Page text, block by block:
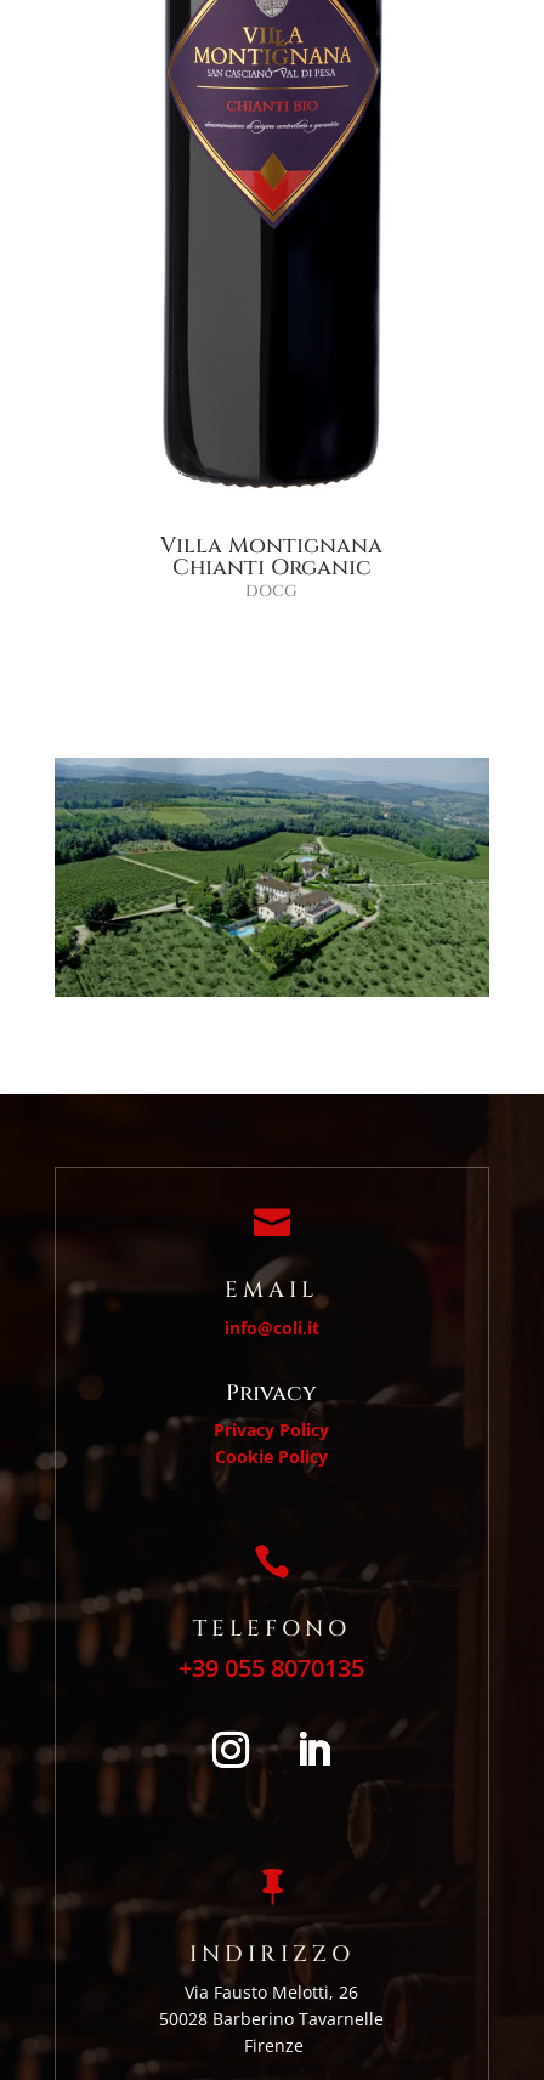
Villa Montignana
Chianti Organic
DOCG

EMAIL
info@coli.it
Privacy
Privacy Policy
Cookie Policy

TELEFONO
+39 055 8070135

INDIRIZZO
Via Fausto Melotti, 26
50028 Barberino Tavarnelle
Firenze